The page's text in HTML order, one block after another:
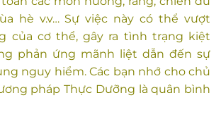
hè v.v… Sự việc này có thể vượt
của cơ thể, gây ra tình trạng kiệt
phản ứng mãnh liệt dẫn đến sự
nguy hiểm. Các bạn nhớ cho chủ
pháp Thực Dưỡng là quân bình